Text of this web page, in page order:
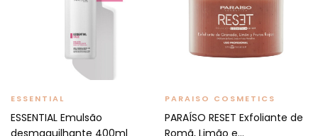
ESSENTIAL
ESSENTIAL Emulsão
desmaquilhante 400ml
PARAISO COSMETICS
PARAÍSO RESET Exfoliante de
Romã, Limão e...